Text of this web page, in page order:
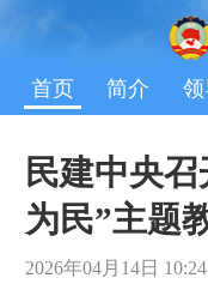
首页 简介 领
民建中央
为民”主题
2026年04月14日